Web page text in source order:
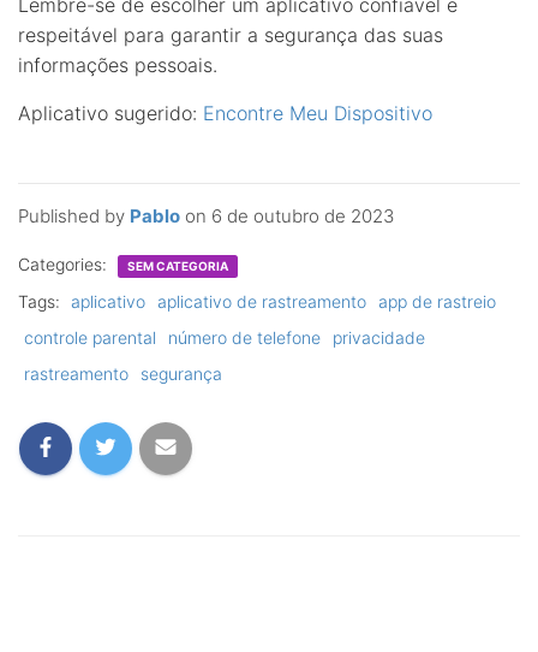
Published by Pablo on 6 de outubro de 2023
respeitável para garantir a segurança das suas
informações pessoais.
Aplicativo sugerido: Encontre Meu Dispositivo
Categories: SEM CATEGORIA
Tags: aplicativo aplicativo de rastreamento app de rastreio
controle parental
número de telefone
privacidade
rastreamento
segurança